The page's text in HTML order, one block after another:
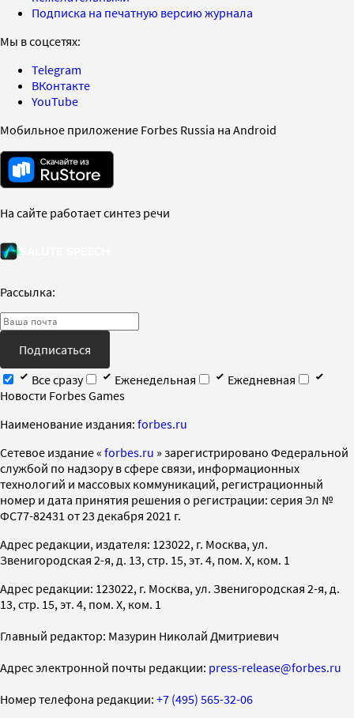
Подписка на печатную версию журнала
Мы в соцсетях:
Telegram
ВКонтакте
YouTube
Мобильное приложение Forbes Russia на Android
На сайте работает синтез речи
Рассылка:
Подписаться
Все сразу
Еженедельная
Ежедневная
Новости Forbes Games
Наименование издания: forbes.ru
Cетевое издание « forbes.ru » зарегистрировано Федеральной
службой по надзору в сфере связи, информационных
технологий и массовых коммуникаций, регистрационный
номер и дата принятия решения о регистрации: серия Эл №
ФС77-82431 от 23 декабря 2021 г.
Адрес редакции, издателя: 123022, г. Москва, ул.
Звенигородская 2-я, д. 13, стр. 15, эт. 4, пом. X, ком. 1
Адрес редакции: 123022, г. Москва, ул. Звенигородская 2-я, д.
13, стр. 15, эт. 4, пом. X, ком. 1
Главный редактор: Мазурин Николай Дмитриевич
Адрес электронной почты редакции: press-release@forbes.ru
Номер телефона редакции: +7 (495) 565-32-06